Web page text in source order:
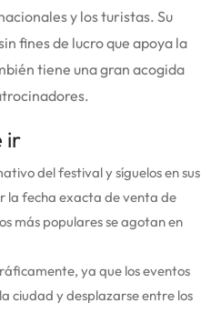
y los turistas. Su
fines de lucro que apoya la
tiene una gran acogida
ir
del festival y síguelos en sus
la fecha exacta de venta de
más populares se agotan en
ya que los eventos
ciudad y desplazarse entre los